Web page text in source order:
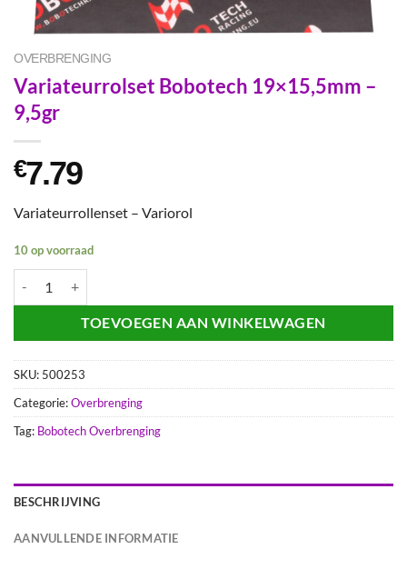
OVERBRENGING
Variateurrolset Bobotech 19×15,5mm –
9,5gr
€7.79
Variateurrollenset – Variorol
10 op voorraad
TOEVOEGEN AAN WINKELWAGEN
SKU: 500253
Categorie:Overbrenging
Tag: Bobotech Overbrenging
BESCHRIJVING
AANVULLENDE INFORMATIE